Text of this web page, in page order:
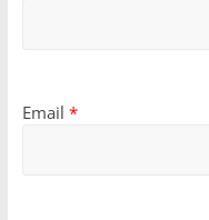
Email *